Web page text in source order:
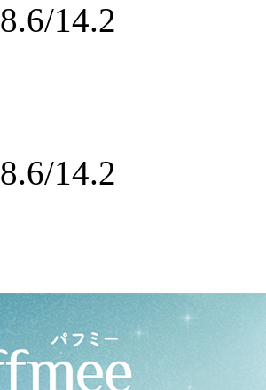
8.6/14.2
8.6/14.2